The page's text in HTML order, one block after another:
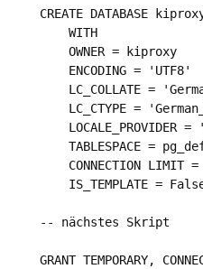
CREATE DATABASE
-- nächstes Skript
GRANT TEMPORARY,